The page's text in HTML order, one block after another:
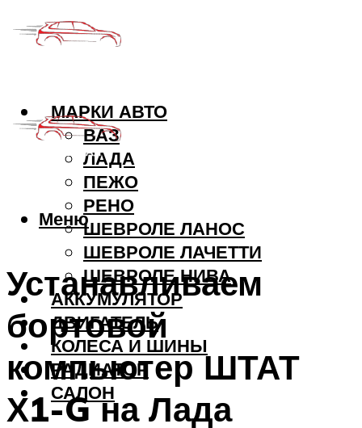
МАРКИ АВТО
ВАЗ
ЛАДА
ПЕЖО
РЕНО
ШЕВРОЛЕ ЛАНОС
ШЕВРОЛЕ ЛАЧЕТТИ
ШЕВРОЛЕ НИВА
АККУМУЛЯТОР
ДВИГАТЕЛЬ
КОЛЕСА И ШИНЫ
РАДИАТОР
САЛОН
Меню
Устанавливаем
бортовой
компьютер ШТАТ
Х1-G на Лада